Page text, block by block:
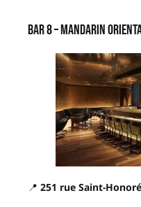
Bar 8 – Mandarin
📍 251 rue Saint-